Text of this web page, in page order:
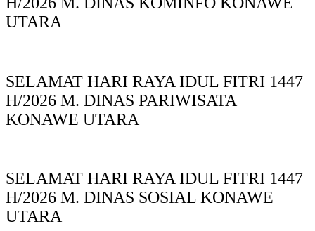
UTARA
SELAMAT HARI RAYA IDUL FITRI 1447
H/2026 M. DINAS PARIWISATA
KONAWE UTARA
SELAMAT HARI RAYA IDUL FITRI 1447
H/2026 M. DINAS SOSIAL KONAWE
UTARA